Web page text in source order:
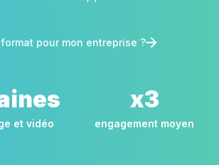
pour mon entreprise ?
et vidéo
x3
engagement moyen